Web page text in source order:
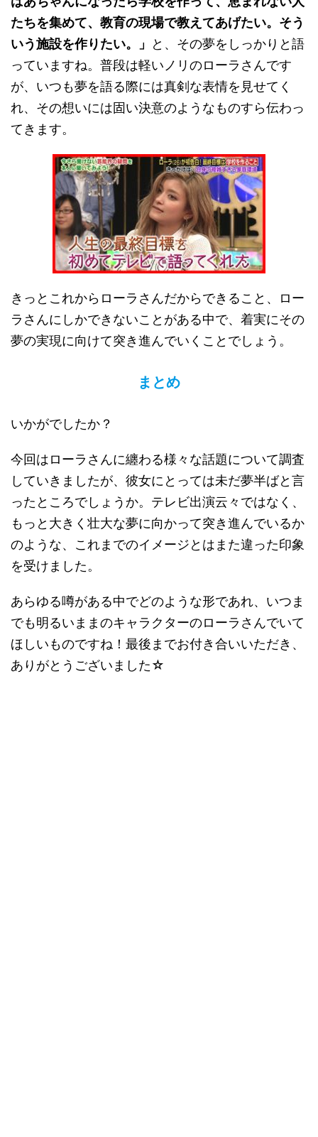
たちを集めて、教育の現場で教えてあげたい。そう
いう施設を作りたい。」
と、その夢をしっかりと語
っていますね。普段は軽いノリのローラさんです
が、いつも夢を語る際には真剣な表情を見せてく
れ、その想いには固い決意のようなものすら伝わっ
てきます。
きっとこれからローラさんだからできること、ロー
ラさんにしかできないことがある中で、着実にその
夢の実現に向けて突き進んでいくことでしょう。
まとめ
いかがでしたか？
今回はローラさんに纏わる様々な話題について調査
していきましたが、彼女にとっては未だ夢半ばと言
ったところでしょうか。テレビ出演云々ではなく、
もっと大きく壮大な夢に向かって突き進んでいるか
のような、これまでのイメージとはまた違った印象
を受けました。
あらゆる噂がある中でどのような形であれ、いつま
でも明るいままのキャラクターのローラさんでいて
ほしいものですね！最後までお付き合いいただき、
ありがとうございました☆